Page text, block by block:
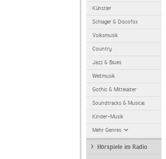
Künstler
Schlager & Discofox
Volksmusik
Country
Jazz & Blues
Weltmusik
Gothic & Mittelalter
Soundtracks & Musical
Kinder-Musik
Mehr Genres
Hörspiele im Radio